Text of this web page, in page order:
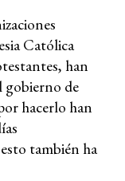
Católica
han
gobierno de
hacerlo han
también ha